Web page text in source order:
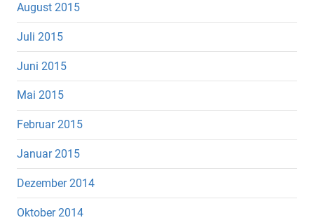
August 2015
Juli 2015
Juni 2015
Mai 2015
Februar 2015
Januar 2015
Dezember 2014
Oktober 2014